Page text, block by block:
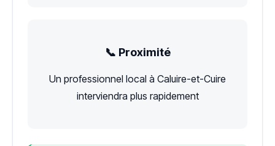
📞 Proximité
Un professionnel local à Caluire-et-Cuire
interviendra plus rapidement